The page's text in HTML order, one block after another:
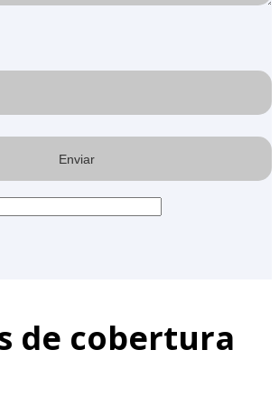
de cobertura